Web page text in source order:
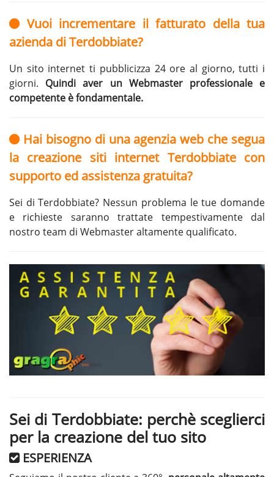
Vuoi incrementare il fatturato della tua
azienda di Terdobbiate?
Un sito internet ti pubblicizza 24 ore al giorno, tutti i
giorni. Quindi aver un Webmaster professionale e
competente è fondamentale.
Hai bisogno di una agenzia web che segua
la creazione siti internet Terdobbiate con
supporto ed assistenza gratuita?
Sei di Terdobbiate? Nessun problema le tue domande
e richieste saranno trattate tempestivamente dal
nostro team di Webmaster altamente qualificato.
Sei di Terdobbiate: perchè sceglierci
per la creazione del tuo sito
ESPERIENZA